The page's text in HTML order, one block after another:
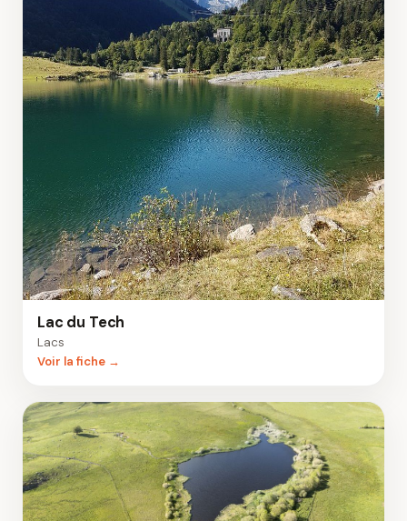
Lac du Tech
Lacs
Voir la fiche →